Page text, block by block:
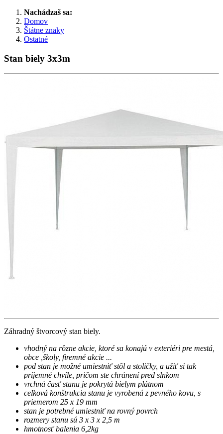
Nachádzaš sa:
Domov
Štátne znaky
Ostatné
Stan biely 3x3m
Záhradný štvorcový stan biely.
vhodný na rôzne akcie, ktoré sa konajú v exteriéri pre mestá,
obce ,školy, firemné akcie ...
pod stan je možné umiestniť stôl a stoličky, a užiť si tak
príjemné chvíle, pričom ste chránení pred slnkom
vrchná časť stanu je pokrytá bielym plátnom
celková konštrukcia stanu je vyrobená z pevného kovu, s
priemerom 25 x 19 mm
stan je potrebné umiestniť na rovný povrch
rozmery stanu sú 3 x 3 x 2,5 m
hmotnosť balenia 6,2kg